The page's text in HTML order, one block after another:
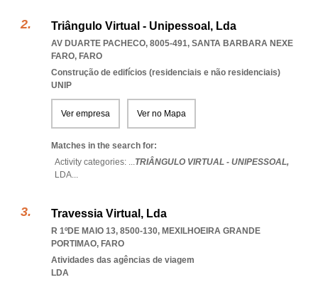
Triângulo Virtual - Unipessoal, Lda
AV DUARTE PACHECO, 8005-491, SANTA BARBARA NEXE
FARO, FARO
Construção de edifícios (residenciais e não residenciais)
UNIP
Ver empresa Ver no Mapa
Matches in the search for:
Activity categories: ...TRIÂNGULO VIRTUAL - UNIPESSOAL,
LDA...
Travessia Virtual, Lda
R 1ºDE MAIO 13, 8500-130, MEXILHOEIRA GRANDE
PORTIMAO, FARO
Atividades das agências de viagem
LDA